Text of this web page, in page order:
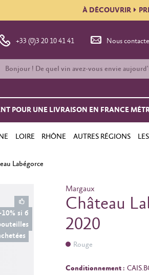
À DÉCOUVRIR
+33 (0)3 20 10 41 41 Nous
POUR UNE LIVRAISON EN FRANCE
LOIRE RHÔNE AUTRES RÉGIONS
Labégorce
10% si 6
Margaux
Château
2020
Rouge
Conditionnement :